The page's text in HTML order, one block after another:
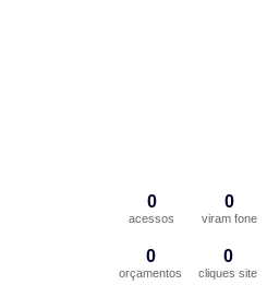
0
acessos
0
viram fone
0
orçamentos
0
cliques site